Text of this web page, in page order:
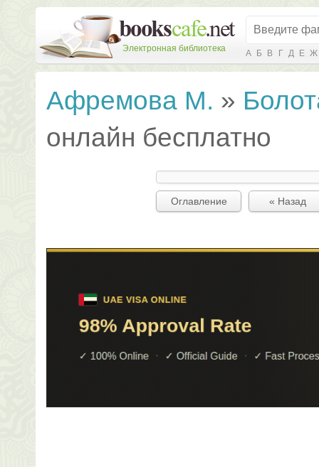
Электронная библиотека А Б В Г Д Е Ж
Афремова М. »
онлайн бесплатно
Оглавление « Назад